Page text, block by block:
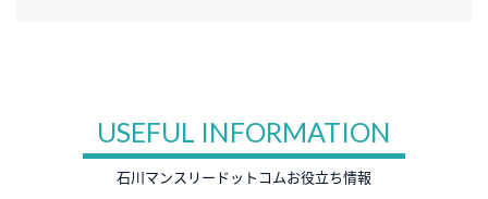
USEFUL INFORMATION
石川マンスリードットコムお役立ち情報